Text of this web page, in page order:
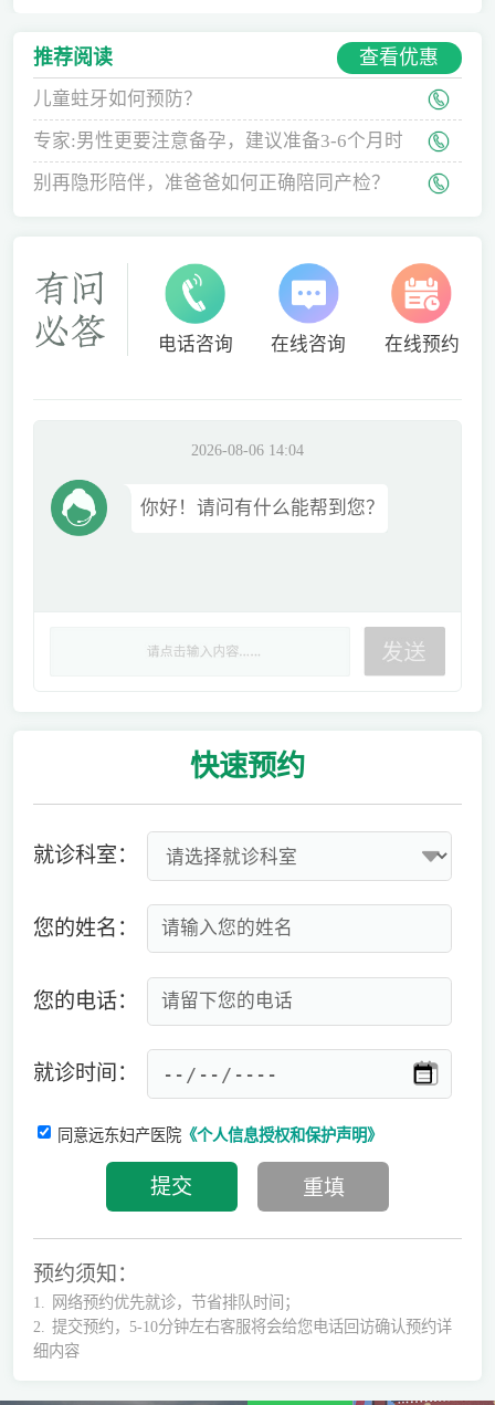
推荐阅读 查看优惠
儿童蛀牙如何预防？
专家:男性更要注意备孕，建议准备3-6个月时
间
别再隐形陪伴，准爸爸如何正确陪同产检？
电话咨询 在线咨询 在线预约
2026-08-06 14:04
你好！请问有什么能帮到您？
快速预约
就诊科室：
您的姓名：
您的电话：
就诊时间：
同意远东妇产医院《个人信息授权和保护声明》
预约须知：
1.
网络预约优先就诊，节省排队时间；
2.
提交预约，5-10分钟左右客服将会给您电话回访确认预约详
细内容